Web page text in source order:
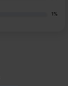
1%